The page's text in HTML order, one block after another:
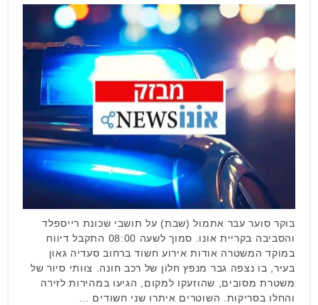
בוקר סוער עבר אתמול (שבת) על תושבי שכונת רייספלד
והסביבה בקריית אונו. סמוך לשעה 08:00 התקבל דיווח
במוקד המשטרה אודות אירוע חשוד ברחוב סעדיה גאון
בעיר, בו נצפה גבר מנפץ חלון של רכב חונה. צוותי סיור של
משטרת מסובים, שהוזעקו למקום, הגיעו במהירות לזירה
והחלו בסריקות. השוטרים איתרו שני חשודים …